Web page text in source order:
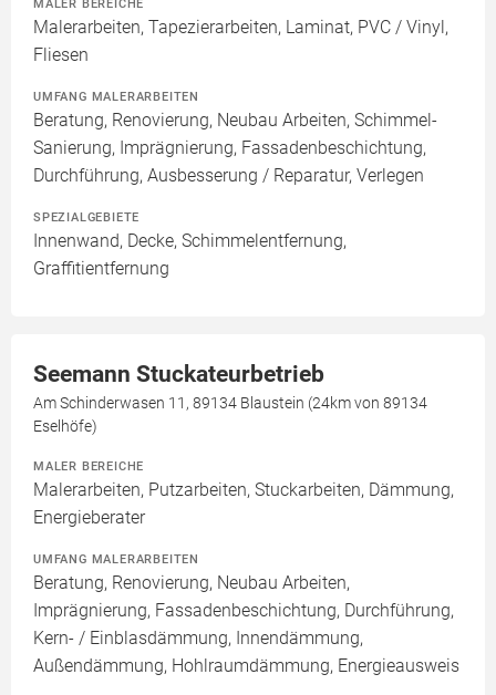
MALER BEREICHE
Malerarbeiten, Tapezierarbeiten, Laminat, PVC / Vinyl,
Fliesen
UMFANG MALERARBEITEN
Beratung, Renovierung, Neubau Arbeiten, Schimmel-
Sanierung, Imprägnierung, Fassadenbeschichtung,
Durchführung, Ausbesserung / Reparatur, Verlegen
SPEZIALGEBIETE
Innenwand, Decke, Schimmelentfernung,
Graffitientfernung
Seemann Stuckateurbetrieb
Am Schinderwasen 11, 89134 Blaustein (24km von 89134
Eselhöfe)
MALER BEREICHE
Malerarbeiten, Putzarbeiten, Stuckarbeiten, Dämmung,
Energieberater
UMFANG MALERARBEITEN
Beratung, Renovierung, Neubau Arbeiten,
Imprägnierung, Fassadenbeschichtung, Durchführung,
Kern- / Einblasdämmung, Innendämmung,
Außendämmung, Hohlraumdämmung, Energieausweis